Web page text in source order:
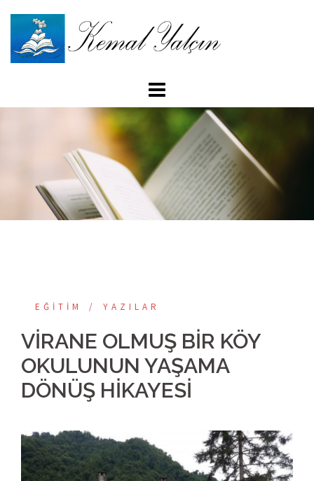
EĞITIM YAZILAR
VİRANE OLMUŞ BİR KÖY
OKULUNUN YAŞAMA
DÖNÜŞ HİKAYESİ